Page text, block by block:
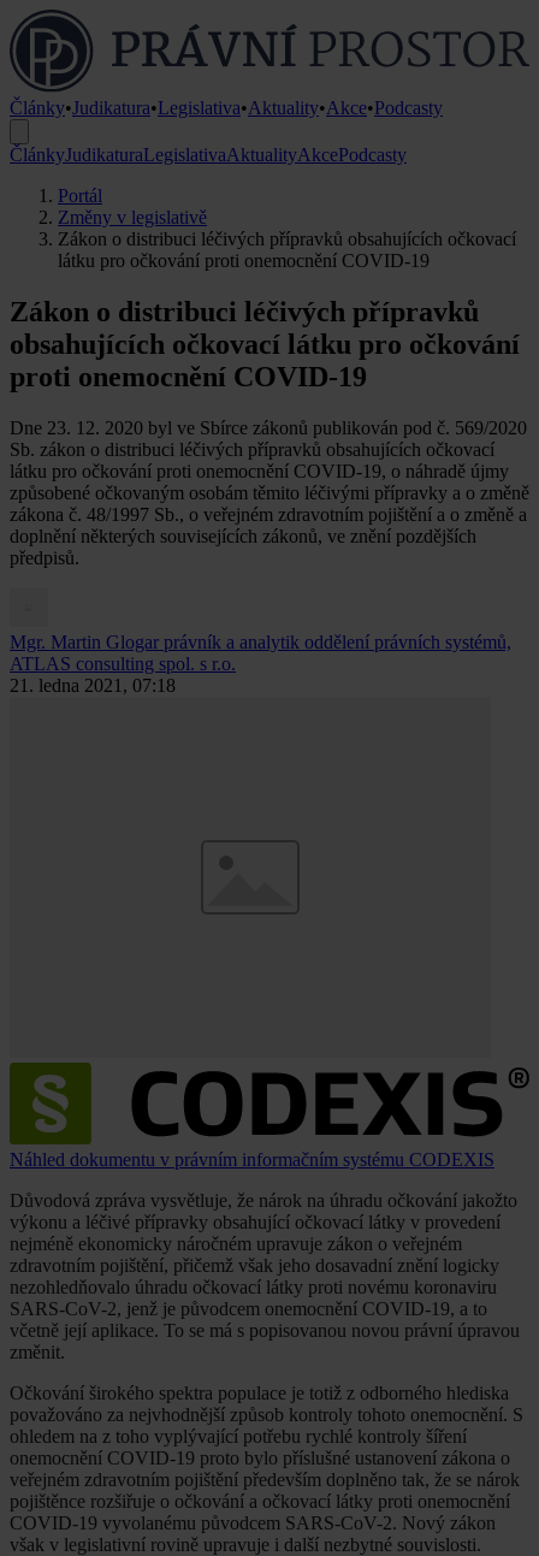
Články•Judikatura•Legislativa•Aktuality•Akce•Podcasty
ČlánkyJudikaturaLegislativaAktualityAkcePodcasty
Portál
Změny v legislativě
Zákon o distribuci léčivých přípravků obsahujících očkovací
látku pro očkování proti onemocnění COVID-19
Zákon o distribuci léčivých přípravků
obsahujících očkovací látku pro očkování
proti onemocnění COVID-19
Dne 23. 12. 2020 byl ve Sbírce zákonů publikován pod č. 569/2020
Sb. zákon o distribuci léčivých přípravků obsahujících očkovací
látku pro očkování proti onemocnění COVID-19, o náhradě újmy
způsobené očkovaným osobám těmito léčivými přípravky a o změně
zákona č. 48/1997 Sb., o veřejném zdravotním pojištění a o změně a
doplnění některých souvisejících zákonů, ve znění pozdějších
předpisů.
Mgr. Martin Glogar právník a analytik oddělení právních systémů,
ATLAS consulting spol. s r.o.
21. ledna 2021, 07:18
Náhled dokumentu v právním informačním systému CODEXIS
Důvodová zpráva vysvětluje, že nárok na úhradu očkování jakožto
výkonu a léčivé přípravky obsahující očkovací látky v provedení
nejméně ekonomicky náročném upravuje zákon o veřejném
zdravotním pojištění, přičemž však jeho dosavadní znění logicky
nezohledňovalo úhradu očkovací látky proti novému koronaviru
SARS-CoV-2, jenž je původcem onemocnění COVID-19, a to
včetně její aplikace. To se má s popisovanou novou právní úpravou
změnit.
Očkování širokého spektra populace je totiž z odborného hlediska
považováno za nejvhodnější způsob kontroly tohoto onemocnění. S
ohledem na z toho vyplývající potřebu rychlé kontroly šíření
onemocnění COVID-19 proto bylo příslušné ustanovení zákona o
veřejném zdravotním pojištění především doplněno tak, že se nárok
pojištěnce rozšiřuje o očkování a očkovací látky proti onemocnění
COVID-19 vyvolanému původcem SARS-CoV-2. Nový zákon
však v legislativní rovině upravuje i další nezbytné souvislosti.